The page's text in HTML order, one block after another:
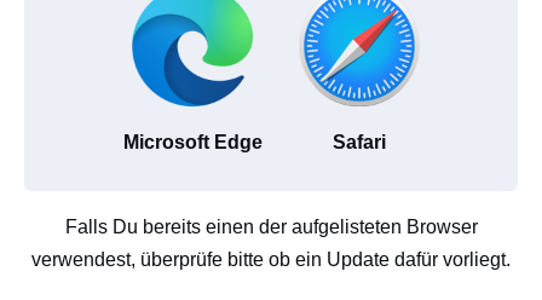
Microsoft Edge Safari
Falls Du bereits einen der aufgelisteten Browser
verwendest, überprüfe bitte ob ein Update dafür vorliegt.